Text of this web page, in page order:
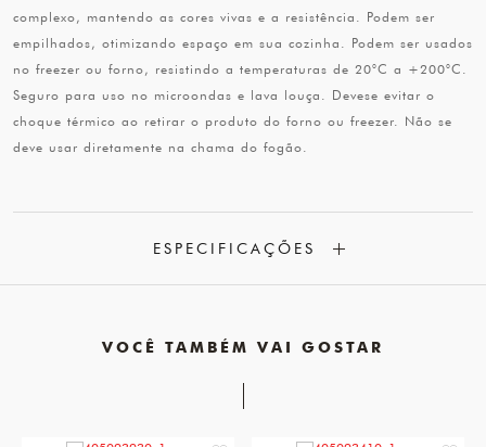
complexo, mantendo as cores vivas e a resistência. Podem ser
empilhados, otimizando espaço em sua cozinha. Podem ser usados
no freezer ou forno, resistindo a temperaturas de 20°C a +200°C.
Seguro para uso no microondas e lava louça. Devese evitar o
choque térmico ao retirar o produto do forno ou freezer. Não se
deve usar diretamente na chama do fogão.
ESPECIFICAÇÕES
VOCÊ TAMBÉM VAI GOSTAR